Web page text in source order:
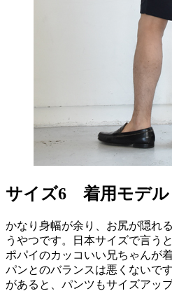
サイズ6 着用モデル
かなり身幅が余り、お尻が隠れ
うやつです。日本サイズで言う
ポパイのカッコいい兄ちゃんが
パンとのバランスは悪くないで
があると、パンツもサイズアッ